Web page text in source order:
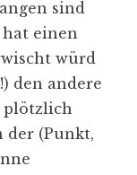
sind
hat einen
würd
den andere
plötzlich
der (Punkt,